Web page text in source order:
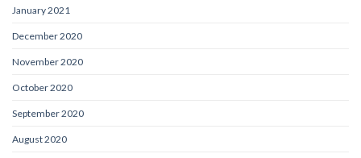
January 2021
December 2020
November 2020
October 2020
September 2020
August 2020